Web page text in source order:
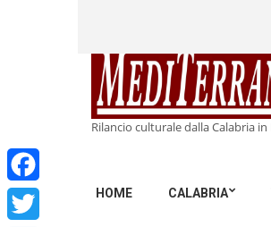
Rilancio culturale dalla Calabria
HOME CALABRIA
Facebook